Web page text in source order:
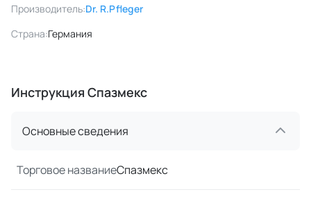
Производитель:Dr. R.Pfleger
Страна:Германия
Инструкция Спазмекс
Основные сведения
Торговое названиеСпазмекс